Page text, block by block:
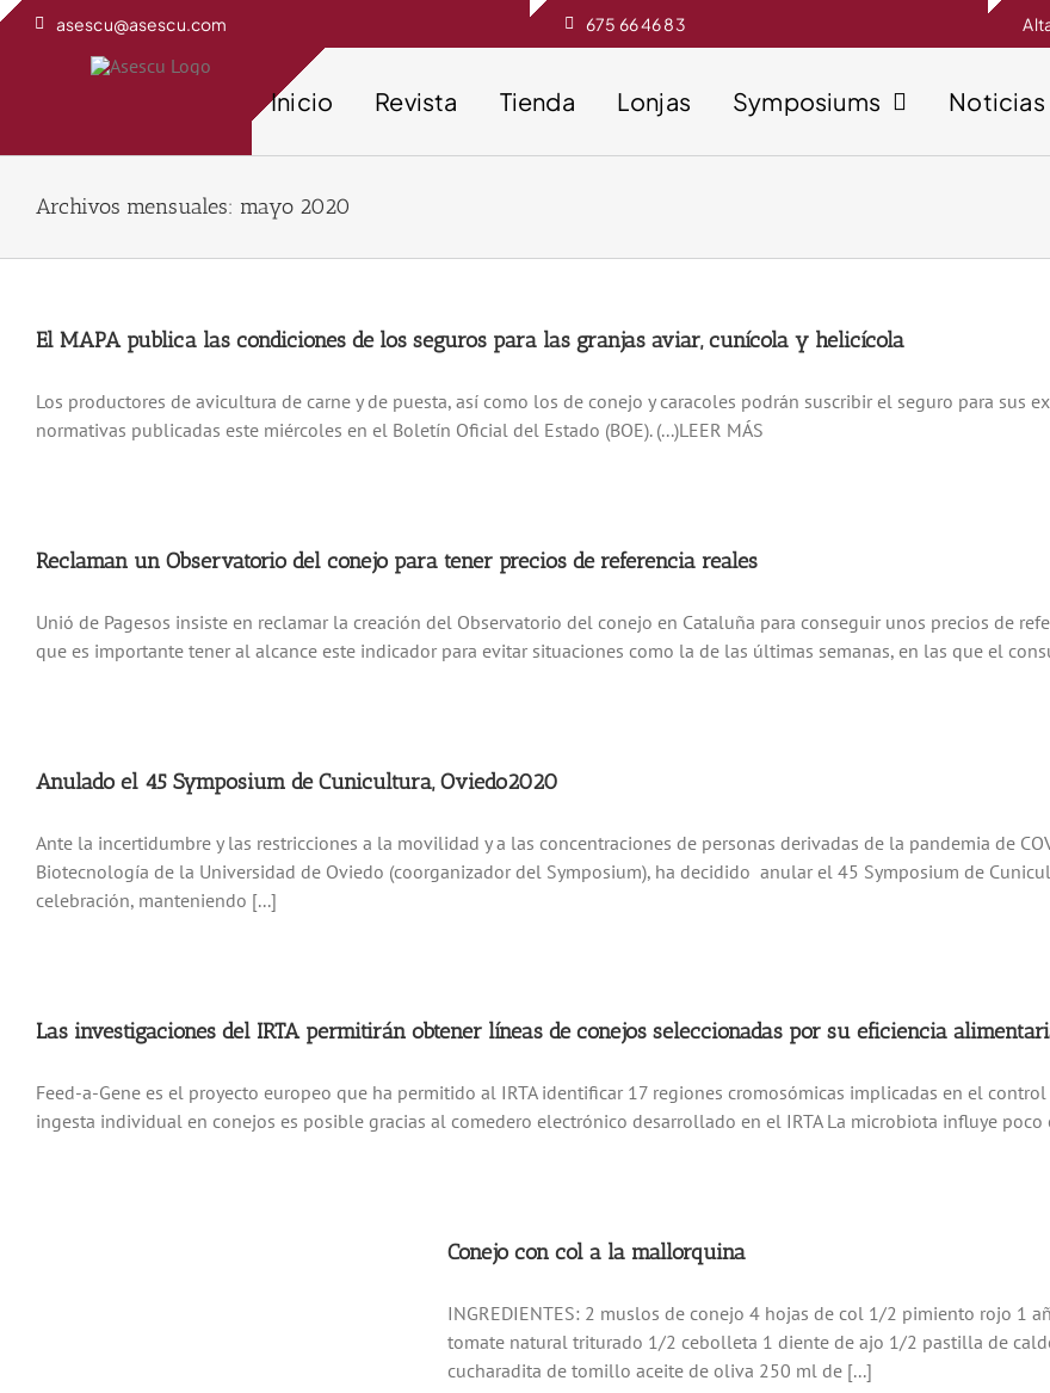
Saltar
asescu@asescu.com 675 66 46 83
Inicio Revista Tienda Lonjas Symposiums Noticias
Archivos mensuales: mayo 2020
El MAPA publica las condiciones de los seguros para las granjas aviar, cunícola y helicícola
Los productores de avicultura de carne y de puesta, así como los de conejo y caracoles podrán suscribir el seguro para sus
normativas publicadas este miércoles en el Boletín Oficial del Estado (BOE). (...)LEER MÁS
Reclaman un Observatorio del conejo para tener precios de referencia reales
Unió de Pagesos insiste en reclamar la creación del Observatorio del conejo en Cataluña para conseguir unos precios de
que es importante tener al alcance este indicador para evitar situaciones como la de las últimas semanas, en las que el
Anulado el 45 Symposium de Cunicultura, Oviedo2020
Ante la incertidumbre y las restricciones a la movilidad y a las concentraciones de personas derivadas de la pandemia de
Biotecnología de la Universidad de Oviedo (coorganizador del Symposium), ha decidido anular el 45 Symposium de
celebración, manteniendo [...]
Las investigaciones del IRTA permitirán obtener líneas de conejos seleccionadas por su eficiencia
Feed-a-Gene es el proyecto europeo que ha permitido al IRTA identificar 17 regiones cromosómicas implicadas en el
ingesta individual en conejos es posible gracias al comedero electrónico desarrollado en el IRTA La microbiota influye
Conejo con col a la mallorquina
INGREDIENTES: 2 muslos de conejo 4 hojas de col 1/2 pimiento rojo 1
tomate natural triturado 1/2 cebolleta 1 diente de ajo 1/2 pastilla de
cucharadita de tomillo aceite de oliva 250 ml de [...]